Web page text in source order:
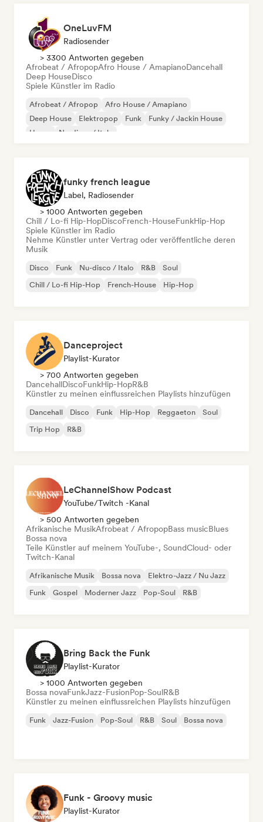
OneLuvFM
Radiosender
> 3300 Antworten gegeben
Afrobeat / AfropopAfro House / AmapianoDancehall
Deep HouseDisco
Spiele Künstler im Radio
Afrobeat / Afropop
Afro House / Amapiano
Deep House
Elektropop Funk
Funky / Jackin House
House
Nu-disco / Italo
funky french league
Label, Radiosender
> 1000 Antworten gegeben
Chill / Lo-fi Hip-HopDiscoFrench-HouseFunkHip-Hop
Spiele Künstler im Radio
Nehme Künstler unter Vertrag oder veröffentliche deren
Musik
Disco Funk Nu-disco / Italo R&B
Soul
Chill / Lo-fi Hip-Hop
French-House Hip-Hop
Danceproject
Playlist-Kurator
> 700 Antworten gegeben
DancehallDiscoFunkHip-HopR&B
Künstler zu meinen einflussreichen Playlists hinzufügen
Dancehall Disco Funk Hip-Hop Reggaeton
Soul
Trip Hop
R&B
LeChannelShow Podcast
YouTube/Twitch -Kanal
> 500 Antworten gegeben
Afrikanische MusikAfrobeat / AfropopBass musicBlues
Bossa nova
Teile Künstler auf meinem YouTube-, SoundCloud- oder
Twitch-Kanal
Afrikanische Musik Bossa nova
Elektro-Jazz / Nu Jazz
Funk
Gospel Moderner Jazz Pop-Soul R&B
Bring Back the Funk
Playlist-Kurator
> 1000 Antworten gegeben
Bossa novaFunkJazz-FusionPop-SoulR&B
Künstler zu meinen einflussreichen Playlists hinzufügen
Funk Jazz-Fusion Pop-Soul R&B Soul Bossa nova
Funk - Groovy music
Playlist-Kurator